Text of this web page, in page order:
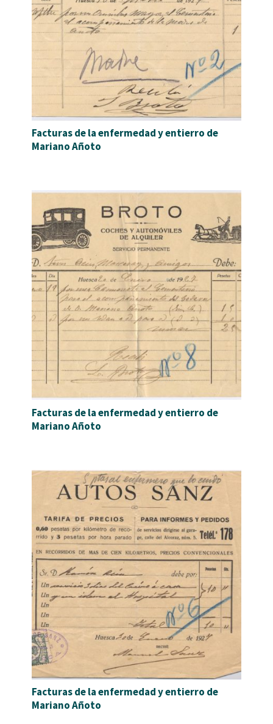
Facturas de la enfermedad y entierro de
Mariano Añoto
Facturas de la enfermedad y entierro de
Mariano Añoto
Facturas de la enfermedad y entierro de
Mariano Añoto